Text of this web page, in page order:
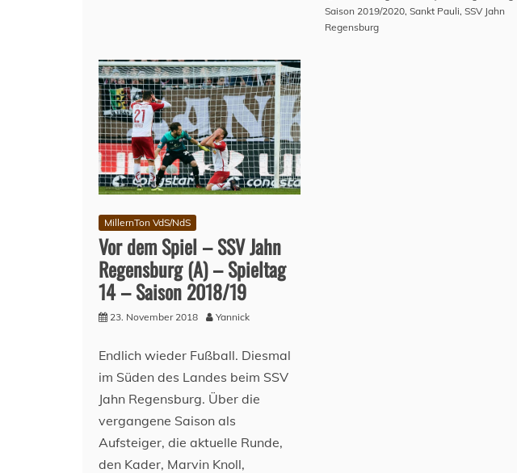
–
Saison
2019/20
Saison 2019/2020,Sankt Pauli,SSV Jahn
Regensburg
MillernTon VdS/NdS
Vor dem Spiel – SSV Jahn
Regensburg (A) – Spieltag
14 – Saison 2018/19
23. November 2018 Yannick
Endlich wieder Fußball. Diesmal
im Süden des Landes beim SSV
Jahn Regensburg. Über die
vergangene Saison als
Aufsteiger, die aktuelle Runde,
den Kader, Marvin Knoll,